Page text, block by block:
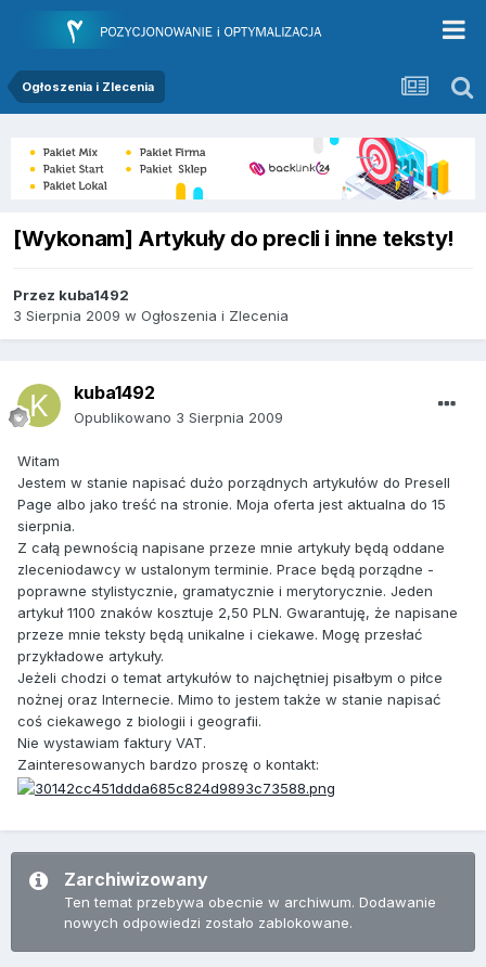
Ogłoszenia i Zlecenia
[Wykonam] Artykuły do precli i inne teksty!
Przez kuba1492
3 Sierpnia 2009 w Ogłoszenia i Zlecenia
kuba1492
Opublikowano 3 Sierpnia 2009
Witam
Jestem w stanie napisać dużo porządnych artykułów do Presell
Page albo jako treść na stronie. Moja oferta jest aktualna do 15
sierpnia.
Z całą pewnością napisane przeze mnie artykuły będą oddane
zleceniodawcy w ustalonym terminie. Prace będą porządne -
poprawne stylistycznie, gramatycznie i merytorycznie. Jeden
artykuł 1100 znaków kosztuje 2,50 PLN. Gwarantuję, że napisane
przeze mnie teksty będą unikalne i ciekawe. Mogę przesłać
przykładowe artykuły.
Jeżeli chodzi o temat artykułów to najchętniej pisałbym o piłce
nożnej oraz Internecie. Mimo to jestem także w stanie napisać
coś ciekawego z biologii i geografii.
Nie wystawiam faktury VAT.
Zainteresowanych bardzo proszę o kontakt:
Zarchiwizowany
Ten temat przebywa obecnie w archiwum. Dodawanie
nowych odpowiedzi zostało zablokowane.